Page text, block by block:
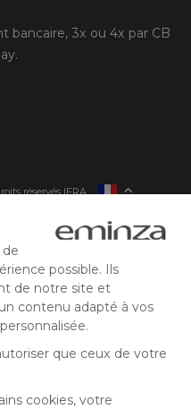
bancaire, 3x ou 4x par CB
réservés |
ESPAÑA
NEDERLAND
SUISSE
DANMARK
FRA
de la réception ou du
un retour de produits et
commande passée avant